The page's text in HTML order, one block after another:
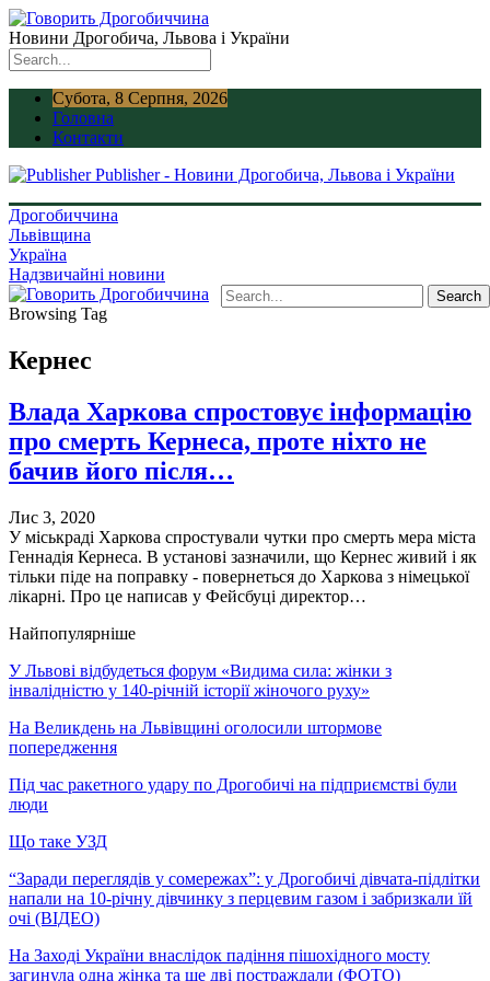
Новини Дрогобича, Львова і України
Субота, 8 Серпня, 2026
Головна
Контакти
Publisher - Новини Дрогобича, Львова і України
Дрогобиччина
Львівщина
Україна
Надзвичайні новини
Browsing Tag
Кернес
Влада Харкова спростовує інформацію
про смерть Кернеса, проте ніхто не
бачив його після…
Лис 3, 2020
У міськраді Харкова спростували чутки про смерть мера міста
Геннадія Кернеса. В установі зазначили, що Кернес живий і як
тільки піде на поправку - повернеться до Харкова з німецької
лікарні. Про це написав у Фейсбуці директор…
Найпопулярніше
У Львові відбудеться форум «Видима сила: жінки з
інвалідністю у 140-річній історії жіночого руху»
На Великдень на Львівщині оголосили штормове
попередження
Під час ракетного удару по Дрогобичі на підприємстві були
люди
Що таке УЗД
“Заради переглядів у сомережах”: у Дрогобичі дівчата-підлітки
напали на 10-річну дівчинку з перцевим газом і забризкали їй
очі (ВІДЕО)
На Заході України внаслідок падіння пішохідного мосту
загинула одна жінка та ще дві постраждали (ФОТО)